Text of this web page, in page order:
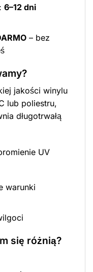
6–12 dni
– bez
jakości winylu
lub poliestru,
długotrwałą
UV
warunki
się różnią?